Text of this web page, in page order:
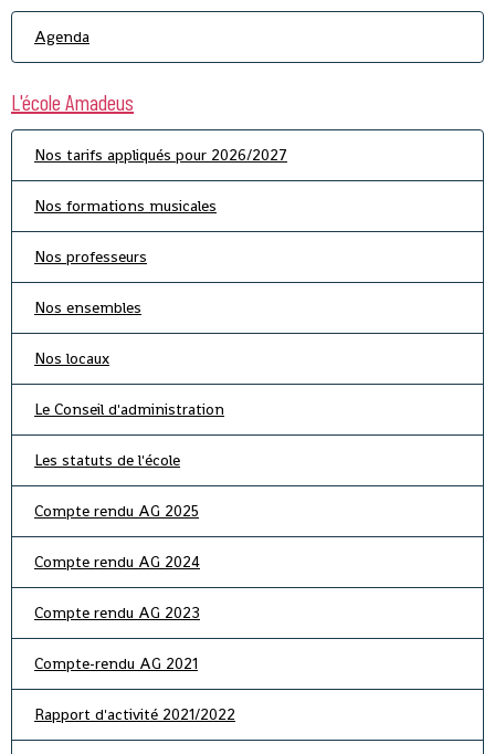
Agenda
L'école Amadeus
Nos tarifs appliqués pour 2026/2027
Nos formations musicales
Nos professeurs
Nos ensembles
Nos locaux
Le Conseil d'administration
Les statuts de l'école
Compte rendu AG 2025
Compte rendu AG 2024
Compte rendu AG 2023
Compte-rendu AG 2021
Rapport d'activité 2021/2022